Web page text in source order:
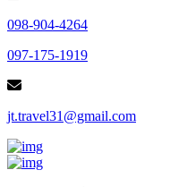
098-904-4264
097-175-1919
jt.travel31@gmail.com